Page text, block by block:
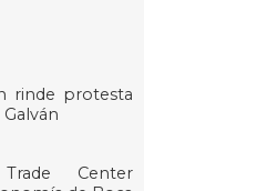
rinde protesta
Center